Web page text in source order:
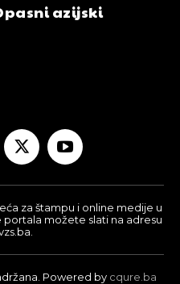
azijski
za štampu i online medije u
portala možete slati na adresu
Powered by cqure.ba